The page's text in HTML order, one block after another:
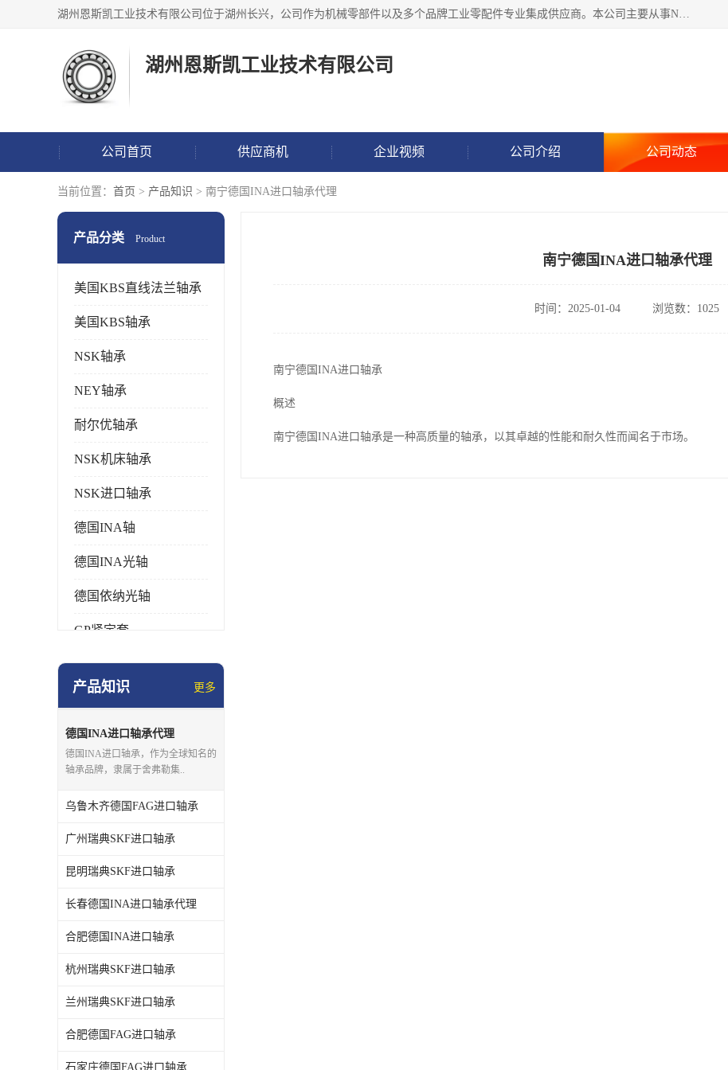
湖州恩斯凯工业技术有限公司位于湖州长兴，公司作为机械零部件以及多个品牌工业零配件专业集成供应商。本公司主要从事NSK进口轴承、SKF进口轴承、FAG进口轴承、NTN进口轴承、国产轴承：ZWZ、HRB、C&U轴承外球面轴承、导轨、丝杠、滑块、 润滑油、工业皮带及其他工业零部件的销售.
湖州恩斯凯工业技术有限公司
公司首页 供应商机 企业视频 公司介绍 公司动态
当前位置： 首页 > 产品知识 > 南宁德国INA进口轴承代理
产品分类 Product
美国KBS直线法兰轴承
美国KBS轴承
NSK轴承
NEY轴承
耐尔优轴承
NSK机床轴承
NSK进口轴承
德国INA轴
德国INA光轴
德国依纳光轴
GP紧定套
SKF轴承
日本NSK进口轴承
德国INA进口轴承
日本NTN进口轴承
闽台上银HIWIN滑块导轨
不锈钢轴承
进口轴承
美国KBS直线轴承
日本THK
自润滑铜套无油轴承
C&U人本轴承
产品知识 更多
德国INA进口轴承代理
德国INA进口轴承，作为全球知名的
轴承品牌，隶属于舍弗勒集..
乌鲁木齐德国FAG进口轴承
广州瑞典SKF进口轴承
昆明瑞典SKF进口轴承
长春德国INA进口轴承代理
合肥德国INA进口轴承
杭州瑞典SKF进口轴承
兰州瑞典SKF进口轴承
合肥德国FAG进口轴承
石家庄德国FAG进口轴承
南宁德国INA进口轴承代理
时间：2025-01-04 浏览数：1025
南宁德国INA进口轴承
概述
南宁德国INA进口轴承是一种高质量的轴承，以其卓越的性能和耐久性而闻名于市场。